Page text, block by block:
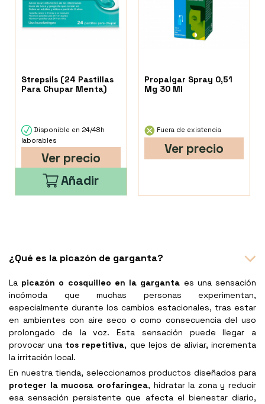
Strepsils (24 Pastillas
Para Chupar Menta)
Disponible en 24/48h
laborables
Ver precio
Añadir
Propalgar Spray 0,51
Mg 30 Ml
Fuera de existencia
Ver precio
¿Qué es la picazón de garganta?
La picazón o cosquilleo en la garganta es una sensación
incómoda que muchas personas experimentan,
especialmente durante los cambios estacionales, tras estar
en ambientes con aire seco o como consecuencia del uso
prolongado de la voz. Esta sensación puede llegar a
provocar una tos repetitiva, que lejos de aliviar, incrementa
la irritación local.
En nuestra tienda, seleccionamos productos diseñados para
proteger la mucosa orofaríngea, hidratar la zona y reducir
esa sensación persistente que afecta el bienestar diario,